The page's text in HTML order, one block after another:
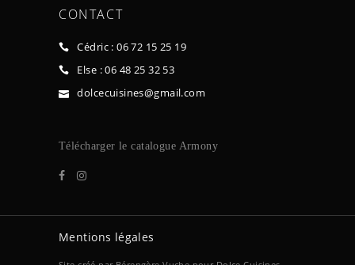
CONTACT
Cédric : 06 72 15 25 19
Else : 06 48 25 32 53
dolcecuisines@gmail.com
Télécharger le catalogue Armony
Mentions légales